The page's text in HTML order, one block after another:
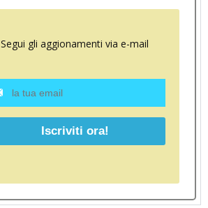
Segui gli aggionamenti via e-mail